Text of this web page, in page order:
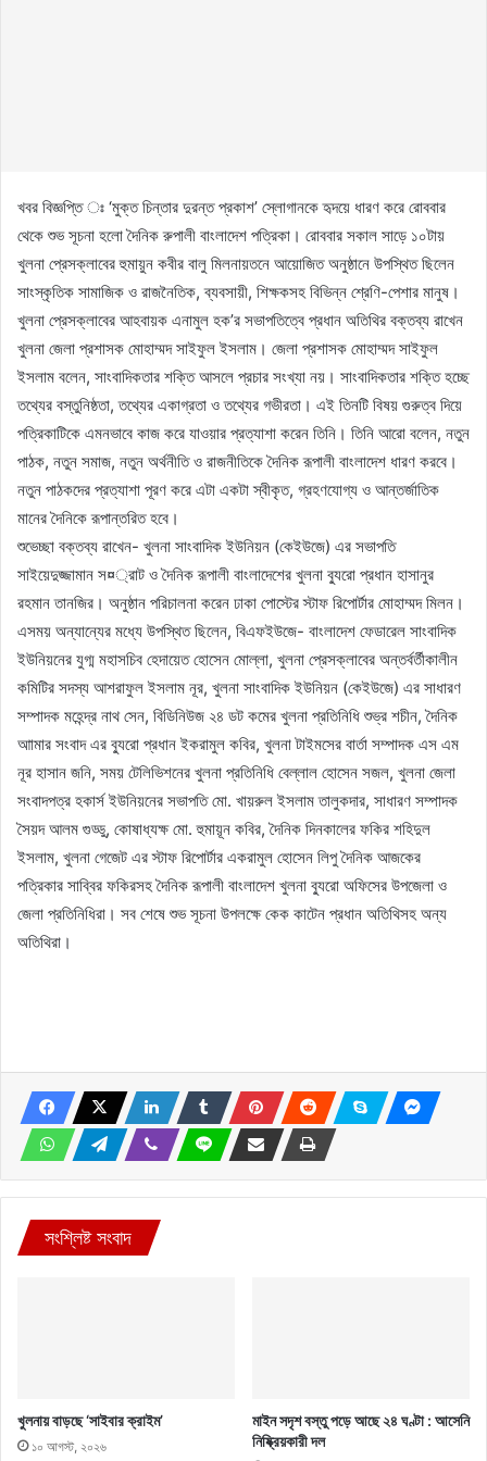
খবর বিজ্ঞপ্তি ঃ ‘মুক্ত চিন্তার দুরন্ত প্রকাশ’ স্লোগানকে হৃদয়ে ধারণ করে রোববার
থেকে শুভ সূচনা হলো দৈনিক রুপালী বাংলাদেশ পত্রিকা। রোববার সকাল সাড়ে ১০টায়
খুলনা প্রেসক্লাবের হুমায়ুন কবীর বালু মিলনায়তনে আয়োজিত অনুষ্ঠানে উপস্থিত ছিলেন
সাংস্কৃতিক সামাজিক ও রাজনৈতিক, ব্যবসায়ী, শিক্ষকসহ বিভিন্ন শ্রেণি-পেশার মানুষ।
খুলনা প্রেসক্লাবের আহবায়ক এনামুল হক’র সভাপতিত্বে প্রধান অতিথির বক্তব্য রাখেন
খুলনা জেলা প্রশাসক মোহাম্মদ সাইফুল ইসলাম। জেলা প্রশাসক মোহাম্মদ সাইফুল
ইসলাম বলেন, সাংবাদিকতার শক্তি আসলে প্রচার সংখ্যা নয়। সাংবাদিকতার শক্তি হচ্ছে
তথ্যের বস্তুনিষ্ঠতা, তথ্যের একাগ্রতা ও তথ্যের গভীরতা। এই তিনটি বিষয় গুরুত্ব দিয়ে
পত্রিকাটিকে এমনভাবে কাজ করে যাওয়ার প্রত্যাশা করেন তিনি। তিনি আরো বলেন, নতুন
পাঠক, নতুন সমাজ, নতুন অর্থনীতি ও রাজনীতিকে দৈনিক রূপালী বাংলাদেশ ধারণ করবে।
নতুন পাঠকদের প্রত্যাশা পূরণ করে এটা একটা স্বীকৃত, গ্রহণযোগ্য ও আন্তর্জাতিক
মানের দৈনিকে রূপান্তরিত হবে।
শুভেচ্ছা বক্তব্য রাখেন- খুলনা সাংবাদিক ইউনিয়ন (কেইউজে) এর সভাপতি
সাইয়েদুজ্জামান স¤্রাট ও দৈনিক রূপালী বাংলাদেশের খুলনা ব্যুরো প্রধান হাসানুর
রহমান তানজির। অনুষ্ঠান পরিচালনা করেন ঢাকা পোস্টের স্টাফ রিপোর্টার মোহাম্মদ মিলন।
এসময় অন্যান্যের মধ্যে উপস্থিত ছিলেন, বিএফইউজে- বাংলাদেশ ফেডারেল সাংবাদিক
ইউনিয়নের যুগ্ম মহাসচিব হেদায়েত হোসেন মোল্লা, খুলনা প্রেসক্লাবের অন্তর্বর্তীকালীন
কমিটির সদস্য আশরাফুল ইসলাম নূর, খুলনা সাংবাদিক ইউনিয়ন (কেইউজে) এর সাধারণ
সম্পাদক মহেন্দ্র নাথ সেন, বিডিনিউজ ২৪ ডট কমের খুলনা প্রতিনিধি শুভ্র শচীন, দৈনিক
আামার সংবাদ এর ব্যুরো প্রধান ইকরামুল কবির, খুলনা টাইমসের বার্তা সম্পাদক এস এম
নূর হাসান জনি, সময় টেলিভিশনের খুলনা প্রতিনিধি বেল্লাল হোসেন সজল, খুলনা জেলা
সংবাদপত্র হকার্স ইউনিয়নের সভাপতি মো. খায়রুল ইসলাম তালুকদার, সাধারণ সম্পাদক
সৈয়দ আলম গুড্ডু, কোষাধ্যক্ষ মো. হুমায়ূন কবির, দৈনিক দিনকালের ফকির শহিদুল
ইসলাম, খুলনা গেজেট এর স্টাফ রিপোর্টার একরামুল হোসেন লিপু দৈনিক আজকের
পত্রিকার সাব্বির ফকিরসহ দৈনিক রূপালী বাংলাদেশ খুলনা ব্যুরো অফিসের উপজেলা ও
জেলা প্রতিনিধিরা। সব শেষে শুভ সূচনা উপলক্ষে কেক কাটেন প্রধান অতিথিসহ অন্য
অতিথিরা।
সংশ্লিষ্ট সংবাদ
খুলনায় বাড়ছে ‘সাইবার ক্রাইম’
১০ আগস্ট, ২০২৬
মাইন সদৃশ বস্তু পড়ে আছে ২৪ ঘণ্টা : আসেনি
নিষ্ক্রিয়কারী দল